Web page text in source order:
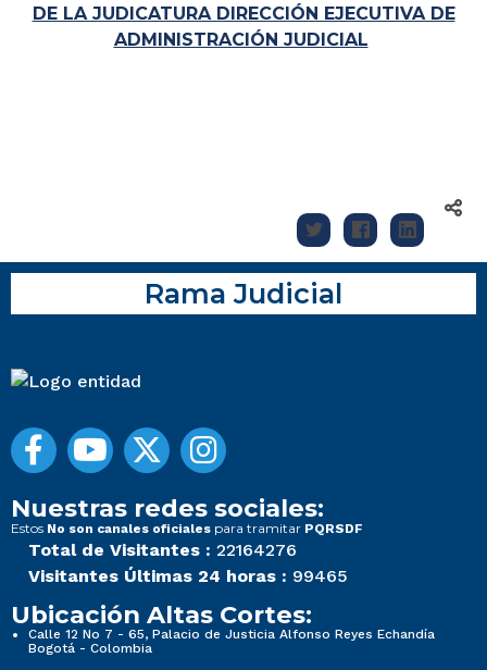
DE LA JUDICATURA DIRECCIÓN EJECUTIVA DE
ADMINISTRACIÓN JUDICIAL
Rama Judicial
Nuestras redes sociales:
Estos No son canales oficiales para tramitar PQRSDF
Total de Visitantes : 22164276
Visitantes Últimas 24 horas : 99465
Ubicación Altas Cortes:
Calle 12 No 7 - 65, Palacio de Justicia Alfonso Reyes Echandía
Bogotá - Colombia